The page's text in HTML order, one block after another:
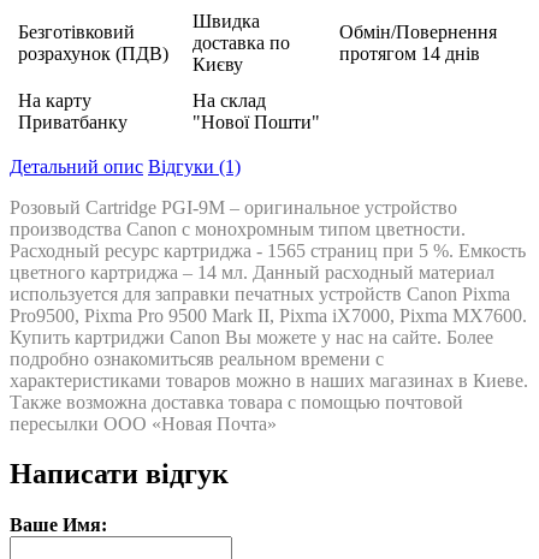
Безготівковий
розрахунок (ПДВ)
Швидка
доставка по
Києву
Обмін/Повернення
протягом 14 днів
На карту
Приватбанку
На склад
"Нової Пошти"
Детальний опис Відгуки (1)
Розовый Cartridge PGI-9M – оригинальное устройство
производства Canon с монохромным типом цветности.
Расходный ресурс картриджа - 1565 страниц при 5 %. Емкость
цветного картриджа – 14 мл. Данный расходный материал
используется для заправки печатных устройств Canon Pixma
Pro9500, Pixma Pro 9500 Mark II, Pixma iX7000, Pixma MX7600.
Купить картриджи Canon Вы можете у нас на сайте. Более
подробно ознакомитьсяв реальном времени с
характеристиками товаров можно в наших магазинах в Киеве.
Также возможна доставка товара с помощью почтовой
пересылки ООО «Новая Почта»
Написати відгук
Ваше Имя: